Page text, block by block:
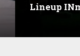
Lineup